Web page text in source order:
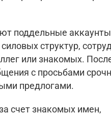
поддельные
структур,
или знакомых.
с просьбами
предлогами.
счет знакомых имен,